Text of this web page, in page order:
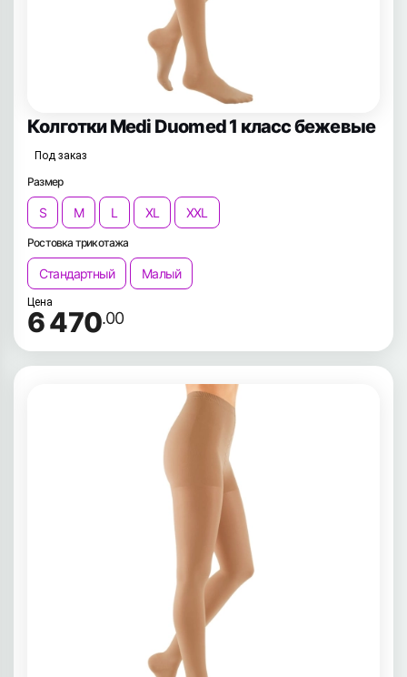
Колготки Medi Duomed 1 класс бежевые
Под заказ
Размер
S M L XL XXL
Ростовка трикотажа
Стандартный Малый
Цена
6 470.00